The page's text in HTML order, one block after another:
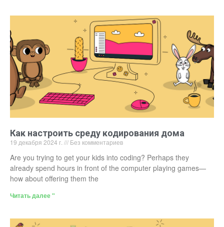
Как настроить среду кодирования дома
19 декабря 2024 г. Без комментариев
Are you trying to get your kids into coding? Perhaps they
already spend hours in front of the computer playing games—
how about offering them the
Читать далее "